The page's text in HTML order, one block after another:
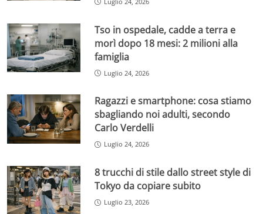
Tso in ospedale, cadde a terra e
morì dopo 18 mesi: 2 milioni alla
famiglia
Luglio 24, 2026
Ragazzi e smartphone: cosa stiamo
sbagliando noi adulti, secondo
Carlo Verdelli
Luglio 24, 2026
8 trucchi di stile dallo street style di
Tokyo da copiare subito
Luglio 23, 2026